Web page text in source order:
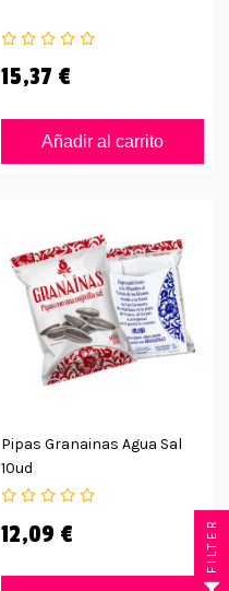
15,37 €
Añadir al carrito
Pipas Granainas Agua Sal
10ud
12,09 € FILTER